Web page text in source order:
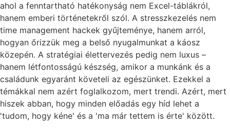
ahol a fenntartható hatékonyság nem Excel-táblákról,
hanem emberi történetekről szól. A stresszkezelés nem
time management hackek gyűjteménye, hanem arról,
hogyan őrizzük meg a belső nyugalmunkat a káosz
közepén. A stratégiai élettervezés pedig nem luxus –
hanem létfontosságú készség, amikor a munkánk és a
családunk egyaránt követeli az egészünket. Ezekkel a
témákkal nem azért foglalkozom, mert trendi. Azért, mert
hiszek abban, hogy minden előadás egy híd lehet a
'tudom, hogy kéne' és a 'ma már tettem is érte' között.